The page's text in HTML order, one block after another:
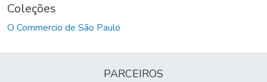
Coleções
O Commercio de São Paulo
PARCEIROS